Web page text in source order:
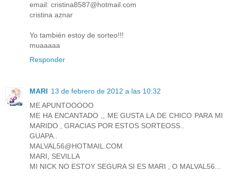
email: cristina8587@hotmail.com
cristina aznar
Yo también estoy de sorteo!!!
muaaaaa
Responder
MARI 13 de febrero de 2012 a las 10:32
ME APUNTOOOOO
ME HA ENCANTADO ,, ME GUSTA LA DE CHICO PARA MI
MARIDO , GRACIAS POR ESTOS SORTEOSS..
GUAPA..
MALVAL56@HOTMAIL.COM
MARI, SEVILLA
MI NICK NO ESTOY SEGURA SI ES MARI , O MALVAL56...